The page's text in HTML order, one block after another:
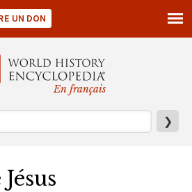
En français
❯
UN DON